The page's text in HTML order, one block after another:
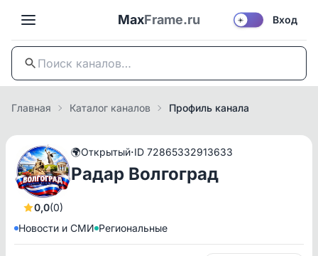
MaxFrame.ru ☀️ Вход
Главная Каталог каналов Профиль канала
0,0(0)
🌍Открытый·ID 72865332913633
Радар Волгоград
Новости и СМИ Региональные